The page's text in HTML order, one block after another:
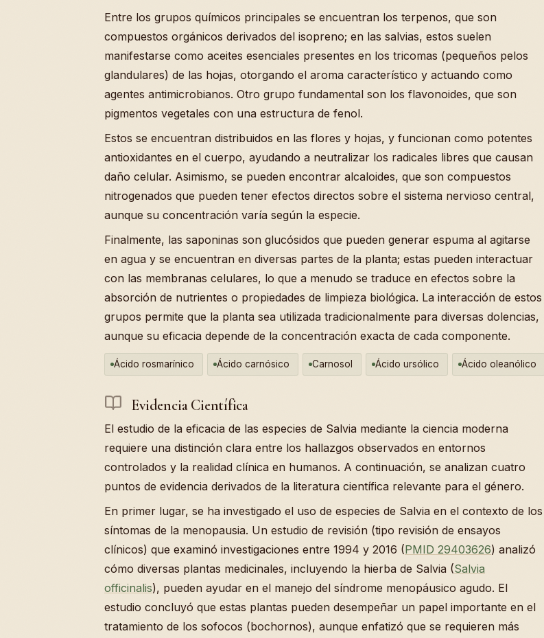
Entre los grupos químicos principales se encuentran los terpenos, que son
compuestos orgánicos derivados del isopreno; en las salvias, estos suelen
manifestarse como aceites esenciales presentes en los tricomas (pequeños pelos
glandulares) de las hojas, otorgando el aroma característico y actuando como
agentes antimicrobianos. Otro grupo fundamental son los flavonoides, que son
pigmentos vegetales con una estructura de fenol.
Estos se encuentran distribuidos en las flores y hojas, y funcionan como potentes
antioxidantes en el cuerpo, ayudando a neutralizar los radicales libres que causan
daño celular. Asimismo, se pueden encontrar alcaloides, que son compuestos
nitrogenados que pueden tener efectos directos sobre el sistema nervioso central,
aunque su concentración varía según la especie.
Finalmente, las saponinas son glucósidos que pueden generar espuma al agitarse
en agua y se encuentran en diversas partes de la planta; estas pueden interactuar
con las membranas celulares, lo que a menudo se traduce en efectos sobre la
absorción de nutrientes o propiedades de limpieza biológica. La interacción de estos
grupos permite que la planta sea utilizada tradicionalmente para diversas dolencias,
aunque su eficacia depende de la concentración exacta de cada componente.
Ácido rosmarínico Ácido carnósico Carnosol Ácido ursólico Ácido oleanólico
Evidencia Científica
El estudio de la eficacia de las especies de Salvia mediante la ciencia moderna
requiere una distinción clara entre los hallazgos observados en entornos
controlados y la realidad clínica en humanos. A continuación, se analizan cuatro
puntos de evidencia derivados de la literatura científica relevante para el género.
En primer lugar, se ha investigado el uso de especies de Salvia en el contexto de los
síntomas de la menopausia. Un estudio de revisión (tipo revisión de ensayos
clínicos) que examinó investigaciones entre 1994 y 2016 (PMID 29403626) analizó
cómo diversas plantas medicinales, incluyendo la hierba de Salvia (Salvia
officinalis), pueden ayudar en el manejo del síndrome menopáusico agudo. El
estudio concluyó que estas plantas pueden desempeñar un papel importante en el
tratamiento de los sofocos (bochornos), aunque enfatizó que se requieren más